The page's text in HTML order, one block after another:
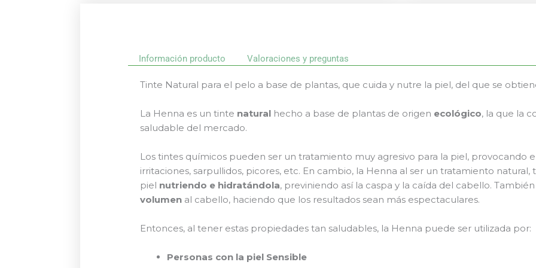
Información producto Valoraciones y preguntas
Tinte Natural para el pelo a base de plantas, que cuida y nutre la piel, del que se
La Henna es un tinte natural hecho a base de plantas de origen ecológico, la que la
saludable del mercado.
Los tintes químicos pueden ser un tratamiento muy agresivo para la piel, provocando
irritaciones, sarpullidos, picores, etc. En cambio, la Henna al ser un tratamiento natural,
piel nutriendo e hidratándola, previniendo así la caspa y la caída del cabello.
volumen al cabello, haciendo que los resultados sean más espectaculares.
Entonces, al tener estas propiedades tan saludables, la Henna puede ser utilizada por:
Personas con la piel Sensible